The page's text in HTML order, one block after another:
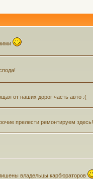
от наших дорог часть авто :(
прелести ремонтируем здесь!
владельцы карбюраторов